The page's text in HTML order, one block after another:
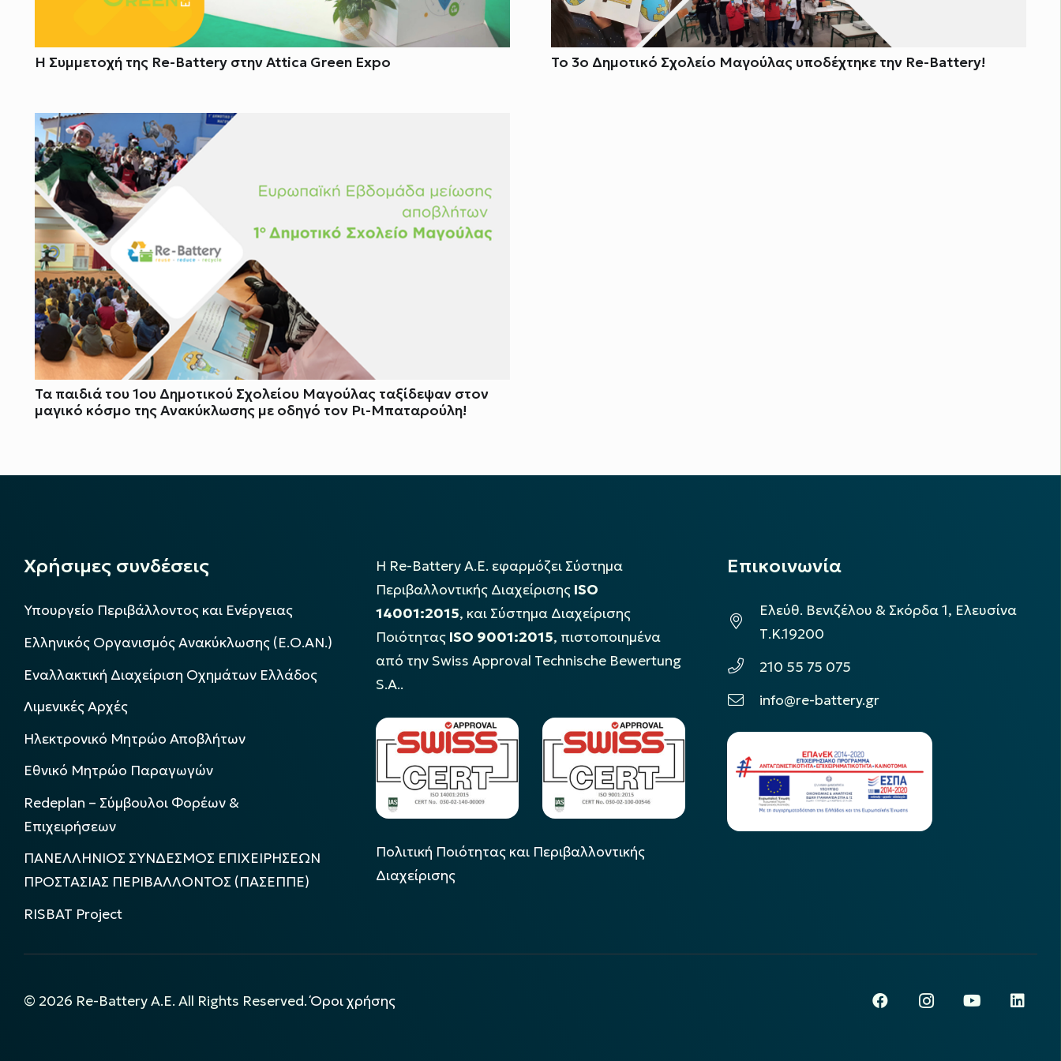
H Συμμετοχή της Re-Battery στην Attica Green Expo Το 3ο Δημοτικό Σχολείο Μαγούλας υποδέχτηκε την Re-Battery!
Τα παιδιά του 1ου Δημοτικού Σχολείου Μαγούλας ταξίδεψαν στον
μαγικό κόσμο της Ανακύκλωσης με οδηγό τον Ρι-Μπαταρούλη!
Χρήσιμες συνδέσεις
Υπουργείο Περιβάλλοντος και Ενέργειας
Ελληνικός Οργανισμός Ανακύκλωσης (Ε.Ο.ΑΝ.)
Εναλλακτική Διαχείριση Οχημάτων Ελλάδος
Λιμενικές Αρχές
Ηλεκτρονικό Μητρώο Αποβλήτων
Εθνικό Μητρώο Παραγωγών
Redeplan – Σύμβουλοι Φορέων &
Επιχειρήσεων
ΠΑΝΕΛΛΗΝΙΟΣ ΣΥΝΔΕΣΜΟΣ ΕΠΙΧΕΙΡΗΣΕΩΝ
ΠΡΟΣΤΑΣΙΑΣ ΠΕΡΙΒΑΛΛΟΝΤΟΣ (ΠΑΣΕΠΠΕ)
RISBAT Project
Η Re-Battery Α.Ε. εφαρμόζει Σύστημα
Περιβαλλοντικής Διαχείρισης ISO
14001:2015, και Σύστημα Διαχείρισης
Ποιότητας ISO 9001:2015, πιστοποιημένα
από την Swiss Approval Technische Bewertung
S.A..
Πολιτική Ποιότητας και Περιβαλλοντικής
Διαχείρισης
Επικοινωνία
Ελεύθ. Βενιζέλου & Σκόρδα 1, Ελευσίνα
Τ.Κ.19200
210 55 75 075
info@re-battery.gr
© 2026 Re-Battery A.E. All Rights Reserved.Όροι χρήσης